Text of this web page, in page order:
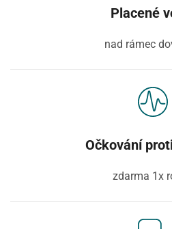
Placené
nad rámec
Očkování
zdarma 1x